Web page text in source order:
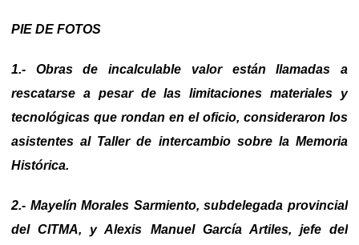
PIE DE FOTOS
1.- Obras de incalculable valor están llamadas a
rescatarse a pesar de las limitaciones materiales y
tecnológicas que rondan en el oficio, consideraron los
asistentes al Taller de intercambio sobre la Memoria
Histórica.
2.- Mayelín Morales Sarmiento, subdelegada provincial
del CITMA, y Alexis Manuel García Artiles, jefe del